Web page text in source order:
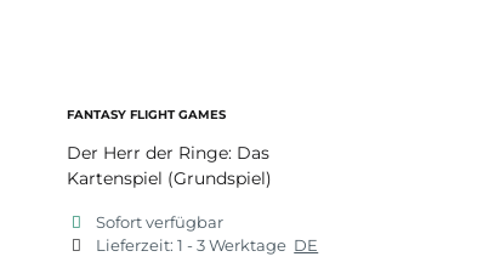
FANTASY FLIGHT GAMES
Der Herr der Ringe: Das
Kartenspiel (Grundspiel)
Sofort verfügbar
Lieferzeit:1 - 3 Werktage DE